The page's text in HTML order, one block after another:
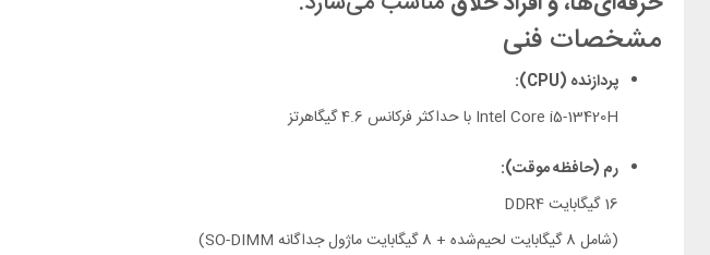
مشخصات فنی
پردازنده (CPU):
Intel Core i5-13420H با حداکثر فرکانس 4.6 گیگاهرتز
رم (حافظه موقت):
16 گیگابایت DDR4
(شامل 8 گیگابایت لحیم‌شده + 8 گیگابایت ماژول جداگانه SO-DIMM)